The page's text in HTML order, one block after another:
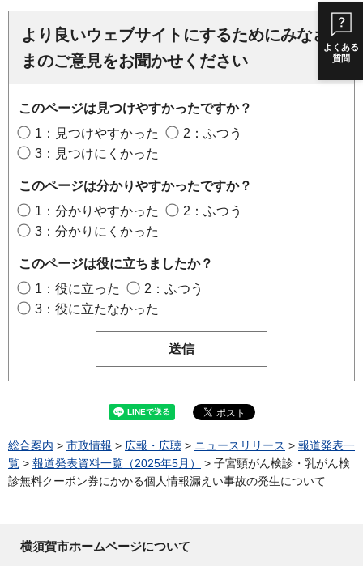
よくある
質問
より良いウェブサイトにするためにみなさ
まのご意見をお聞かせください
このページは見つけやすかったですか？
1：見つけやすかった
2：ふつう
3：見つけにくかった
このページは分かりやすかったですか？
1：分かりやすかった
2：ふつう
3：分かりにくかった
このページは役に立ちましたか？
1：役に立った
2：ふつう
3：役に立たなかった
総合案内 > 市政情報 > 広報・広聴 > ニュースリリース > 報道発表一
覧 > 報道発表資料一覧（2025年5月）
> 子宮頸がん検診・乳がん検
診無料クーポン券にかかる個人情報漏えい事故の発生について
横須賀市ホームページについて